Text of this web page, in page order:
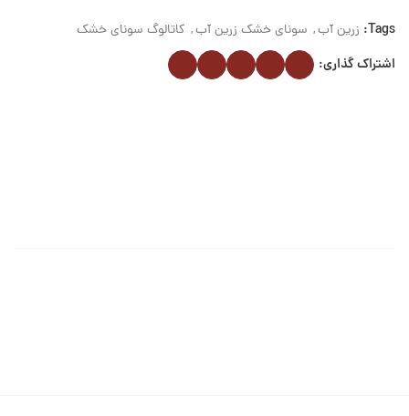
Tags: زرین آب, سونای خشک زرین آب, کاتالوگ سونای خشک
اشتراک گذاری: